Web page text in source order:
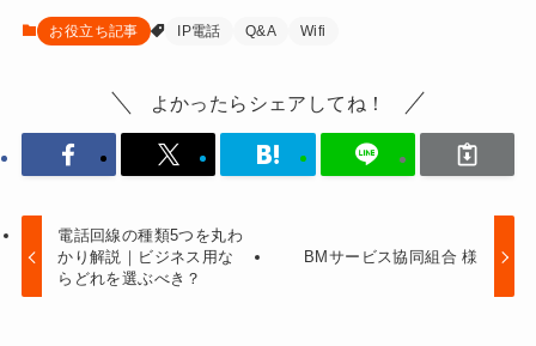
お役立ち記事 IP電話 Q&A Wifi
よかったらシェアしてね！
電話回線の種類5つを丸わ
かり解説｜ビジネス用な
らどれを選ぶべき？
BMサービス協同組合 様